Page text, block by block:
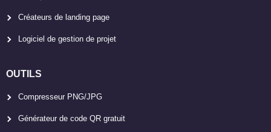
Créateurs de landing page
Logiciel de gestion de projet
OUTILS
Compresseur PNG/JPG
Générateur de code QR gratuit